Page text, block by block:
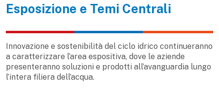
Esposizione e Temi Centrali
Innovazione e sostenibilità del ciclo idrico continueranno
a caratterizzare l’area espositiva, dove le aziende
presenteranno soluzioni e prodotti all’avanguardia lungo
l’intera filiera dell’acqua.